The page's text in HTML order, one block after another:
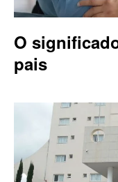
O
pais